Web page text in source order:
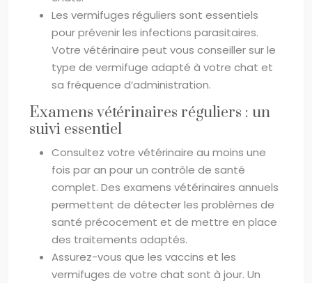
Les vermifuges réguliers sont essentiels
pour prévenir les infections parasitaires.
Votre vétérinaire peut vous conseiller sur le
type de vermifuge adapté à votre chat et
sa fréquence d’administration.
Examens vétérinaires réguliers : un
suivi essentiel
Consultez votre vétérinaire au moins une
fois par an pour un contrôle de santé
complet. Des examens vétérinaires annuels
permettent de détecter les problèmes de
santé précocement et de mettre en place
des traitements adaptés.
Assurez-vous que les vaccins et les
vermifuges de votre chat sont à jour. Un